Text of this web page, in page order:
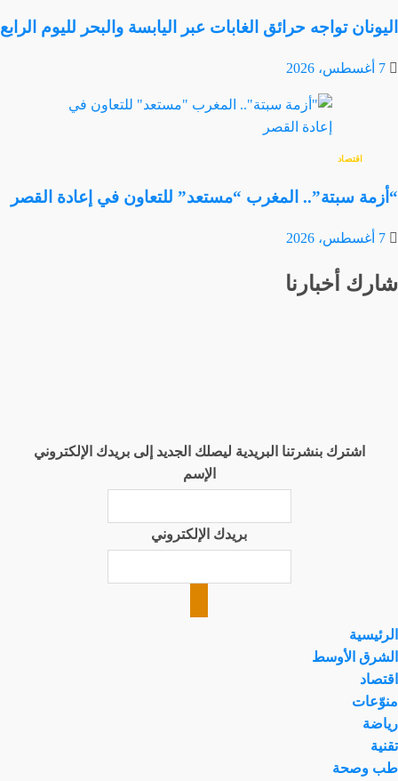
اليونان تواجه حرائق الغابات عبر اليابسة والبحر لليوم الرابع
7 أغسطس، 2026
اقتصاد
“أزمة سبتة”.. المغرب “مستعد” للتعاون في إعادة القصر
7 أغسطس، 2026
شارك أخبارنا
اشترك بنشرتنا البريدية ليصلك الجديد إلى بريدك الإلكتروني
الإسم
بريدك الإلكتروني
الرئيسية
الشرق الأوسط
اقتصاد
منوّعات
رياضة
تقنية
طب وصحة